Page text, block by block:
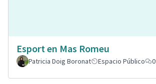
Esport en Mas Romeu
Patricia Doig Boronat
Espacio Público 0